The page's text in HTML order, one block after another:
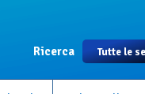
Ricerca